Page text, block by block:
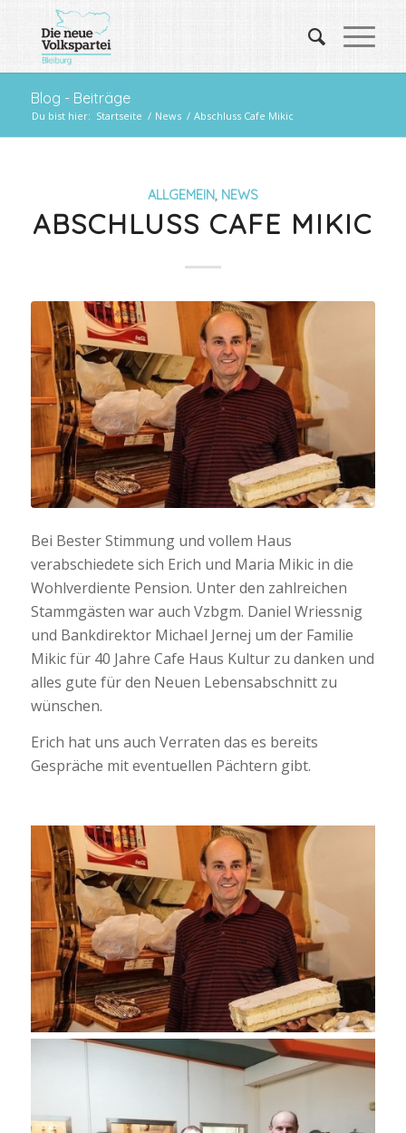
Blog - Beiträge
Du bist hier: Startseite / News / Abschluss Cafe Mikic
ALLGEMEIN, NEWS
ABSCHLUSS CAFE MIKIC
Bei Bester Stimmung und vollem Haus
verabschiedete sich Erich und Maria Mikic in die
Wohlverdiente Pension. Unter den zahlreichen
Stammgästen war auch Vzbgm. Daniel Wriessnig
und Bankdirektor Michael Jernej um der Familie
Mikic für 40 Jahre Cafe Haus Kultur zu danken und
alles gute für den Neuen Lebensabschnitt zu
wünschen.
Erich hat uns auch Verraten das es bereits
Gespräche mit eventuellen Pächtern gibt.